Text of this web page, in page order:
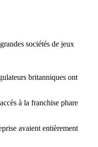
sociétés de jeux
britanniques ont
à la franchise phare
avaient entièrement